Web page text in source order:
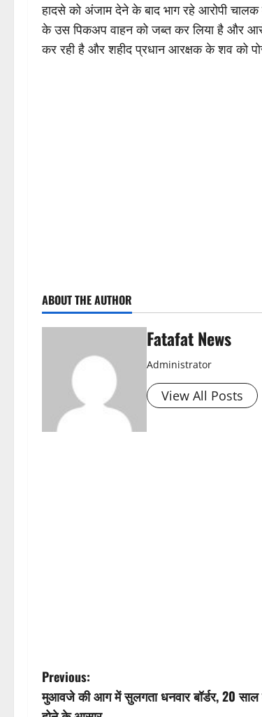
हादसे को अंजाम देने के बाद भाग रहे आरोपी चालक
के उस पिकअप वाहन को जब्त कर लिया है और
कर रही है और शहीद प्रधान आरक्षक के शव को
ABOUT THE AUTHOR
Fatafat News
Administrator
View All Posts
P
o
Previous:
मुआवजे की आग में सुलगता धनवार बॉर्डर, 20